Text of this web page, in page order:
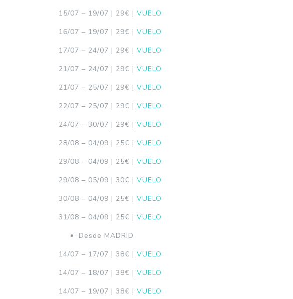
15/07 – 19/07 | 29€ | VUELO
16/07 – 19/07 | 29€ | VUELO
17/07 – 24/07 | 29€ | VUELO
21/07 – 24/07 | 29€ | VUELO
21/07 – 25/07 | 29€ | VUELO
22/07 – 25/07 | 29€ | VUELO
24/07 – 30/07 | 29€ | VUELO
28/08 – 04/09 | 25€ | VUELO
29/08 – 04/09 | 25€ | VUELO
29/08 – 05/09 | 30€ | VUELO
30/08 – 04/09 | 25€ | VUELO
31/08 – 04/09 | 25€ | VUELO
Desde MADRID
14/07 – 17/07 | 38€ | VUELO
14/07 – 18/07 | 38€ | VUELO
14/07 – 19/07 | 38€ | VUELO